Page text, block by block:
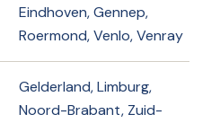
Eindhoven, Gennep,
Roermond, Venlo, Venray
Gelderland, Limburg,
Noord-Brabant, Zuid-